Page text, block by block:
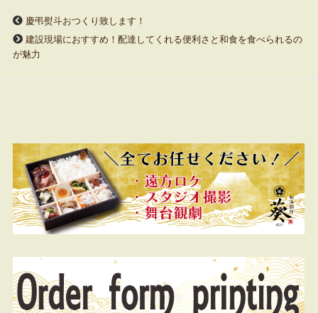
慶弔熨斗おつくり致します！
建設現場におすすめ！配達してくれる便利さと和食を食べられるの
が魅力